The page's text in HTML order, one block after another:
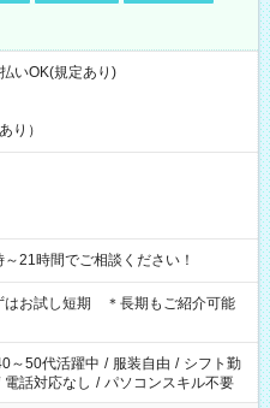
いOK(規定あり)
り）
フト選べる ＊9時～21時間でご相談ください！
はお試し短期 ＊長期もご紹介可能
～50代活躍中 / 服装自由 / シフト勤
電話対応なし / パソコンスキル不要